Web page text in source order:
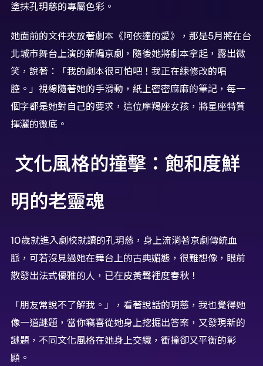
塗抹孔玥慈的專屬色彩。
她面前的文件夾放著劇本《阿依達的愛》，那是5月將在台
北城市舞台上演的新編京劇，隨後她將劇本拿起，露出微
笑，說著：「我的劇本很可怕吧！我正在練修改的唱
腔。」視線隨著她的手滑動，紙上密密麻麻的筆記，每一
個字都是她對自己的要求，這位摩羯座女孩，將星座特質
揮灑的徹底。
文化風格的撞擊：飽和度鮮
明的老靈魂
10歲就進入劇校就讀的孔玥慈，身上流淌著京劇傳統血
脈，可若沒見過她在舞台上的古典媚態，很難想像，眼前
散發出法式優雅的人，已在皮黃聲裡度春秋！
「朋友常說不了解我。」，看著說話的玥慈，我也覺得她
像一道謎題，當你竊喜從她身上挖掘出答案，又發現新的
謎題，不同文化風格在她身上交織，衝撞卻又平衡的彰
顯。